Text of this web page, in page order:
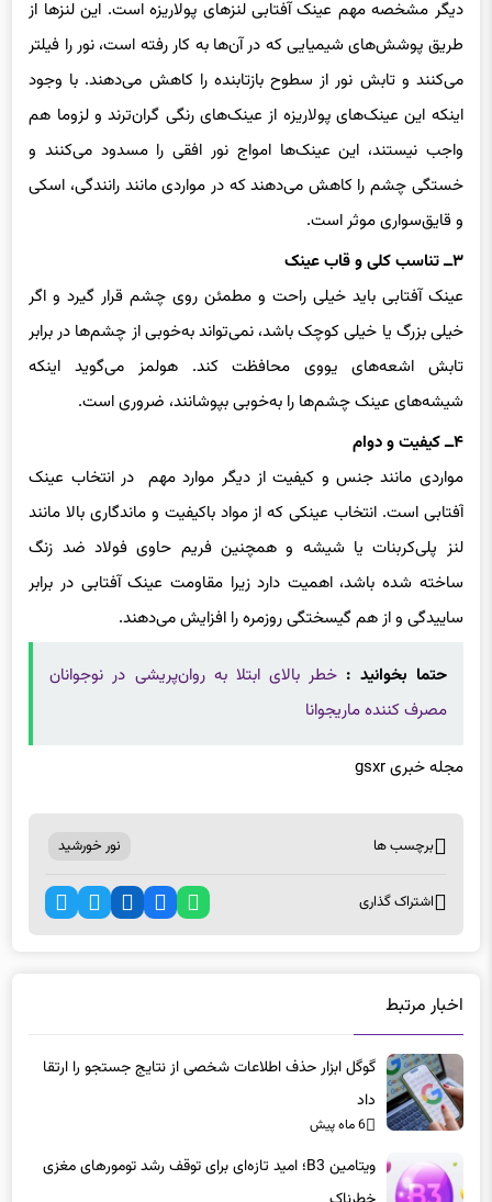
طریق پوشش‌های شیمیایی که در آن‌ها به کار رفته است، نور را فیلتر
می‌کنند و تابش نور از سطوح بازتابنده را کاهش می‌دهند. با وجود
اینکه این عینک‌های پولاریزه از عینک‌های رنگی گران‌ترند و لزوما هم
واجب نیستند، این عینک‌ها امواج نور افقی را مسدود می‌کنند و
خستگی چشم را کاهش می‌دهند که در مواردی مانند رانندگی، اسکی
و قایق‌سواری موثر است.
۳ــ تناسب کلی و قاب عینک
عینک‌ آفتابی‌ باید خیلی راحت و مطمئن روی چشم قرار گیرد و اگر
خیلی بزرگ یا خیلی کوچک باشد، نمی‌تواند به‌خوبی از چشم‌ها در برابر
تابش اشعه‌های یو‌وی محافظت کند. هولمز می‌گوید اینکه
شیشه‌های عینک چشم‌ها را به‌خوبی بپوشانند، ضروری است.
۴ــ کیفیت و دوام
مواردی مانند جنس و کیفیت از دیگر موارد مهم در انتخاب عینک
آفتابی است. انتخاب عینکی که از مواد باکیفیت و ماندگاری بالا مانند
لنز پلی‌کربنات یا شیشه و همچنین فریم حاوی فولاد ضد زنگ
ساخته شده باشد، اهمیت دارد زیرا مقاومت عینک آفتابی در برابر
ساییدگی و از هم گیسختگی روزمره را افزایش می‌دهند.
مصرف کننده ماریجوانا
گوگل ابزار حذف اطلاعات شخصی از نتایج جستجو را ارتقا
داد
6 ماه پیش
خطرناک
6 ماه پیش